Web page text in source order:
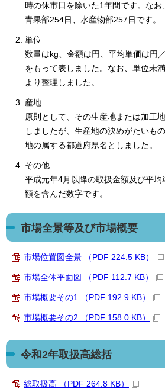
時の休市日を除いた1年間です。な
青果部254日、水産物部257日です。
単位
数量はkg、金額は円、平均単価は円
をもって表しました。なお、単位未
より整理しました。
産地
原則として、その生産地または加工
しましたが、生産地の決めがたいも
地の属する都道府県名としました。
その他
平成元年4月以降の取扱金額及び平
額を含んだ数字です。
市場全景等及び市場概要
市場位置図全景 （PDF 224.5 KB）
市場全体平面図 （PDF 112.7 KB）
市場概要その1 （PDF 192.9 KB）
市場概要その2 （PDF 158.0 KB）
令和2年取扱高総括
総取扱高 （PDF 264.8 KB）